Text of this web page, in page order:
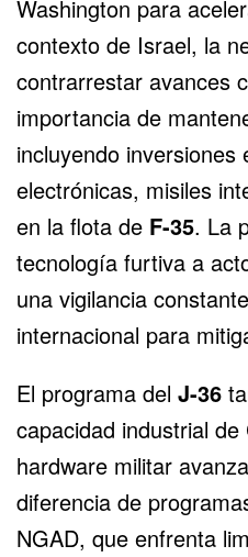
Washington para
contexto de Israel, la
contrarrestar avances
importancia de
incluyendo inversiones
electrónicas, misiles
en la flota de F-35. La
tecnología furtiva a
una vigilancia
internacional para
El programa del J-36
capacidad industrial
hardware militar
diferencia de
NGAD, que enfrenta